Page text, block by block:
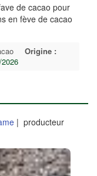
de cacao pour
en fève de cacao
Origine :
| producteur